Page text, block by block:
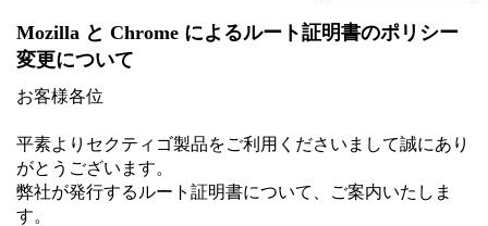
Mozilla と Chrome によるルート証明書のポリシー
変更について
お客様各位
平素よりセクティゴ製品をご利用くださいまして誠にあり
がとうございます。
弊社が発行するルート証明書について、ご案内いたしま
す。